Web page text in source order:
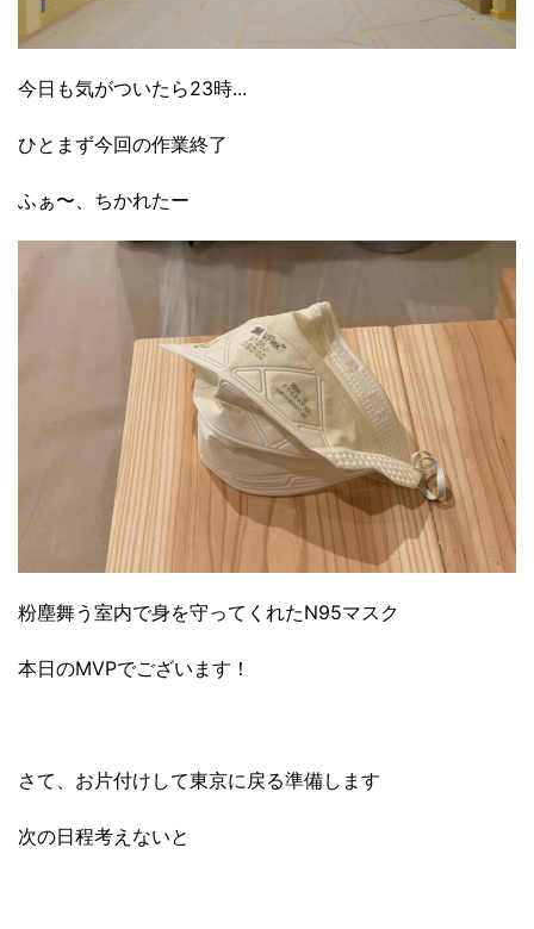
今日も気がついたら23時...
ひとまず今回の作業終了
ふぁ〜、ちかれたー
粉塵舞う室内で身を守ってくれたN95マスク
本日のMVPでございます！
さて、お片付けして東京に戻る準備します
次の日程考えないと